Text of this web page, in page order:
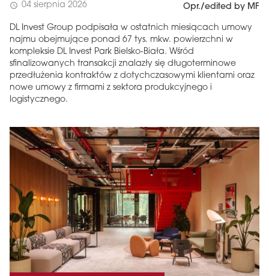
schedule 04 sierpnia 2026 Opr./edited by MF
DL Invest Group podpisała w ostatnich miesiącach umowy
najmu obejmujące ponad 67 tys. mkw. powierzchni w
kompleksie DL Invest Park Bielsko-Biała. Wśród
sfinalizowanych transakcji znalazły się długoterminowe
przedłużenia kontraktów z dotychczasowymi klientami oraz
nowe umowy z firmami z sektora produkcyjnego i
logistycznego.